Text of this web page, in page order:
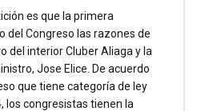
es que la primera
del Congreso las razones de
del interior Cluber Aliaga y la
Jose Elice. De acuerdo
que tiene categoría de ley
los congresistas tienen la